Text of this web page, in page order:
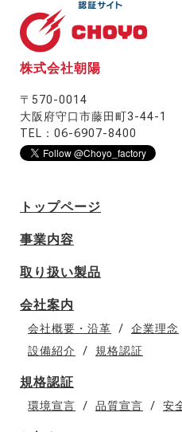
株式会社朝陽
〒570-0014
大阪府守口市藤田町3-44-1
TEL：06-6907-8400
トップページ
事業内容
取り扱い製品
会社案内
会社概要・沿革 企業理念
設備紹介
規格認証
規格認証
環境宣言 品質宣言 安